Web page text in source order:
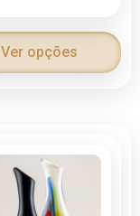
Ver opções